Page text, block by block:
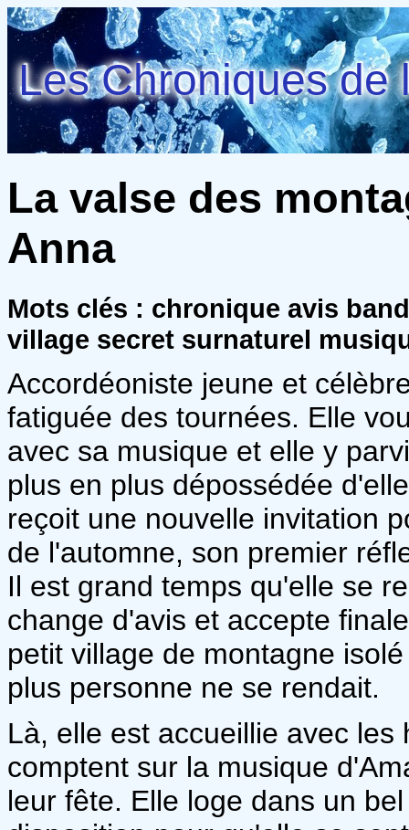
Les Chroniques de
La valse des
Anna
Mots clés : chronique avis
village secret surnaturel
Accordéoniste jeune et
fatiguée des tournées. Elle
avec sa musique et elle y
plus en plus dépossédée
reçoit une nouvelle invitation
de l'automne, son premier
Il est grand temps qu'elle se
change d'avis et accepte
petit village de montagne
plus personne ne se rendait.
Là, elle est accueillie avec
comptent sur la musique
leur fête. Elle loge dans un